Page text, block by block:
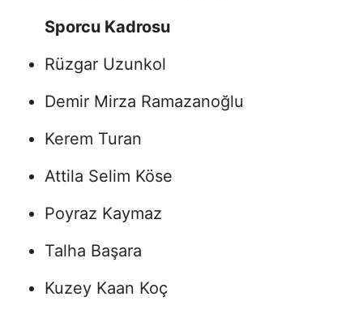
Sporcu Kadrosu
Rüzgar Uzunkol
Demir Mirza Ramazanoğlu
Kerem Turan
Attila Selim Köse
Poyraz Kaymaz
Talha Başara
Kuzey Kaan Koç